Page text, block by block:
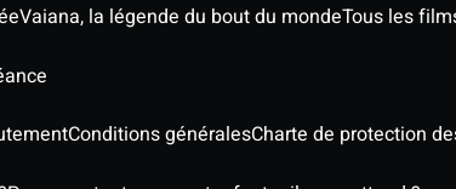
Vaiana, la légende du bout du mondeTous les
Conditions généralesCharte de protection